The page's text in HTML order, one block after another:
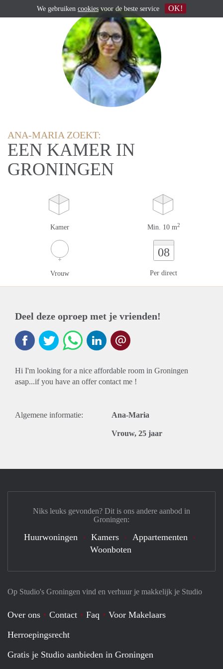
ANA-MARIA ZOEKT:
EEN KAMER IN
GRONINGEN
Kamer Min. 10 m2
Vrouw
08
Per direct
Deel deze oproep met je vrienden!
Hi I'm looking for a nice affordable room in Groningen
asap...if you have an offer contact me !
Algemene informatie: Ana-Maria
Vrouw, 25 jaar
Op Studio's Groningen vind en verhuur je makkelijk je Studio
Over ons Contact Faq
Voor Makelaars
Herroepingsrecht
Gratis je Studio aanbieden in Groningen
Niks leuks gevonden? Dit is ons andere aanbod in
Groningen:
Huurwoningen Kamers
Appartementen
Woonboten
We gebruiken cookiesvoor de beste service OK!